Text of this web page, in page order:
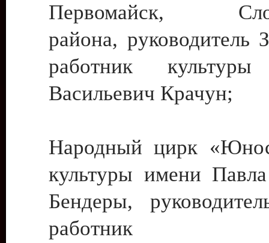
Первомайск,
района, руководитель
работник культуры
Васильевич Крачун;
Народный цирк
культуры имени
Бендеры,
работник